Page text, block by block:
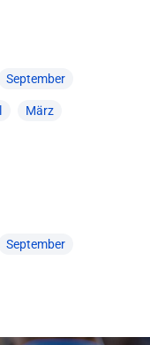
September
März
September